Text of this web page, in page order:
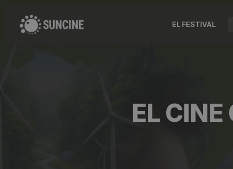
EL FESTIVAL
EL